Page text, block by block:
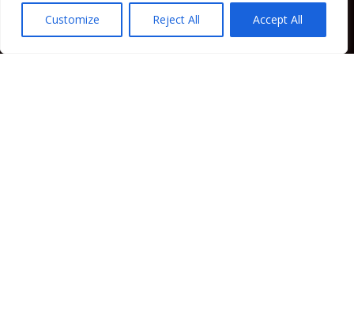
Customize Reject All Accept All
Politica Lipari
Cultura Lipari